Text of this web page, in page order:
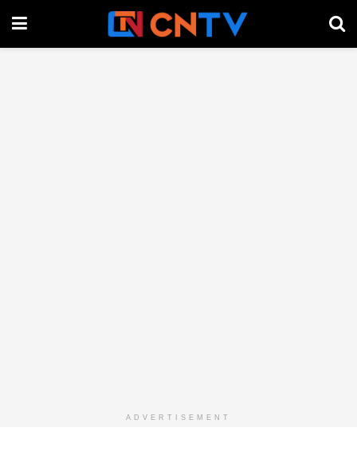
ADVERTISEMENT